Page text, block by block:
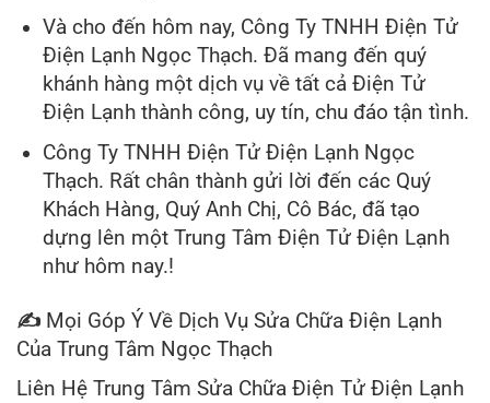
Và cho đến hôm nay, Công Ty TNHH Điện Tử
Điện Lạnh Ngọc Thạch. Đã mang đến quý
khánh hàng một dịch vụ về tất cả Điện Tử
Điện Lạnh thành công, uy tín, chu đáo tận tình.
Công Ty TNHH Điện Tử Điện Lạnh Ngọc
Thạch. Rất chân thành gửi lời đến các Quý
Khách Hàng, Quý Anh Chị, Cô Bác, đã tạo
dựng lên một Trung Tâm Điện Tử Điện Lạnh
như hôm nay.!
✍ Mọi Góp Ý Về Dịch Vụ Sửa Chữa Điện Lạnh
Của Trung Tâm Ngọc Thạch
Liên Hệ Trung Tâm Sửa Chữa Điện Tử Điện Lạnh